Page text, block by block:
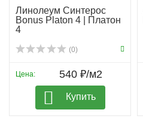
Линолеум Синтерос
Bonus Platon 4 | Платон
4
(0)
Цена: 540 ₽/м2
Купить